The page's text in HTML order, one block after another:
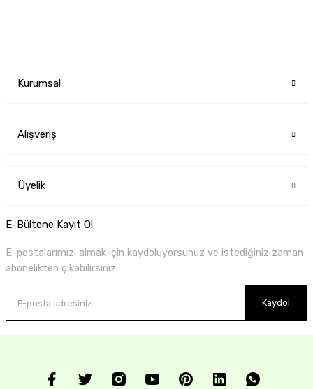
Kurumsal
Alışveriş
Üyelik
E-Bültene Kayıt Ol
E-postalarımızı almak için kaydoluyorsunuz ve istediğiniz zaman
abonelikten çıkabilirsiniz.
Kaydol